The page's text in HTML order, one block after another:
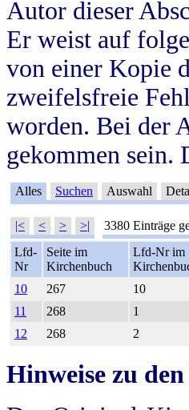
Autor dieser
Er weist auf
von einer Kopie
zweifelsfreie
worden. Bei der
gekommen sein.
Alles Suchen Auswahl
|< < > >| 3380 Einträge
Lfd-
Nr
Seite im
Kirchenbuch
Lfd-Nr im
10
267 10
11
268 1
12
268 2
Hinweise zu